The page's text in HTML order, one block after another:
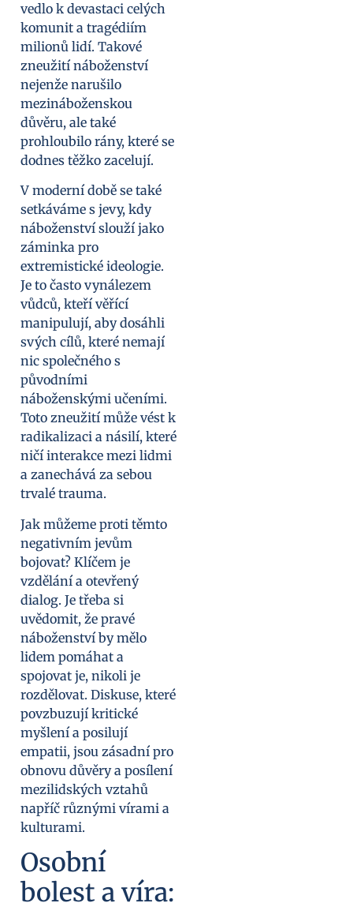
vedlo k devastaci celých
komunit a tragédiím
milionů lidí. Takové
zneužití náboženství
nejenže narušilo
mezináboženskou
důvěru, ale také
prohloubilo rány, které se
dodnes těžko zacelují.
V moderní době se také
setkáváme s jevy, kdy
náboženství slouží jako
záminka pro
extremistické ideologie.
Je to často vynálezem
vůdců, kteří věřící
manipulují, aby dosáhli
svých cílů, které nemají
nic společného s
původními
náboženskými učeními.
Toto zneužití může vést k
radikalizaci a násilí, které
ničí interakce mezi lidmi
a zanechává za sebou
trvalé trauma.
Jak můžeme proti těmto
negativním jevům
bojovat? Klíčem je
vzdělání a otevřený
dialog. Je třeba si
uvědomit, že pravé
náboženství by mělo
lidem pomáhat a
spojovat je, nikoli je
rozdělovat. Diskuse, které
povzbuzují kritické
myšlení a posilují
empatii, jsou zásadní pro
obnovu důvěry a posílení
mezilidských vztahů
napříč různými vírami a
kulturami.
Osobní
bolest a víra: